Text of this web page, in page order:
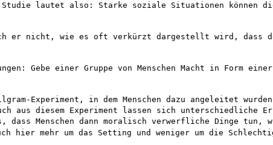
lautet also: Starke soziale Situationen können
er nicht, wie es oft verkürzt dargestellt wird, dass
Gebe einer Gruppe von Menschen Macht in Form
Experiment, in dem Menschen dazu angeleitet
aus diesem Experiment lassen sich unterschiedliche
Menschen dann moralisch verwerfliche Dinge tun,
hier mehr um das Setting und weniger um die